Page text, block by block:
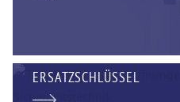
ERSATZSCHLÜSSEL